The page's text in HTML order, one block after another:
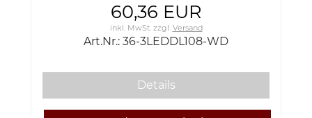
60,36 EUR
inkl. MwSt.zzgl. Versand
Art.Nr.: 36-3LEDDL108-WD
Details